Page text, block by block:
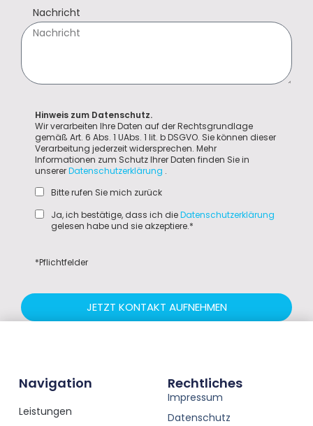
Nachricht
Hinweis zum Datenschutz.
Wir verarbeiten Ihre Daten auf der Rechtsgrundlage
gemäß Art. 6 Abs. 1 UAbs. 1 lit. b DSGVO. Sie können dieser
Verarbeitung jederzeit widersprechen. Mehr
Informationen zum Schutz Ihrer Daten finden Sie in
unsererDatenschutzerklärung .
Bitte rufen Sie mich zurück
Ja, ich bestätige, dass ich dieDatenschutzerklärung
gelesen habe und sie akzeptiere.*
*Pflichtfelder
JETZT KONTAKT AUFNEHMEN
Navigation
Leistungen
Rechtliches
Impressum
Datenschutz